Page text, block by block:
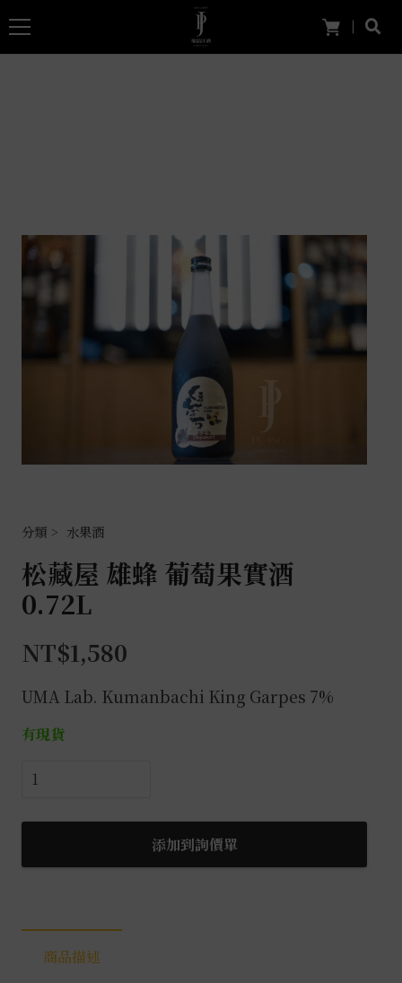
水果酒
松藏屋 雄蜂 葡萄果實酒
0.72L
NT$1,580
UMA Lab. Kumanbachi King Garpes 7%
有現貨
松
屋
蜂
果
添加到詢價單
商品描述